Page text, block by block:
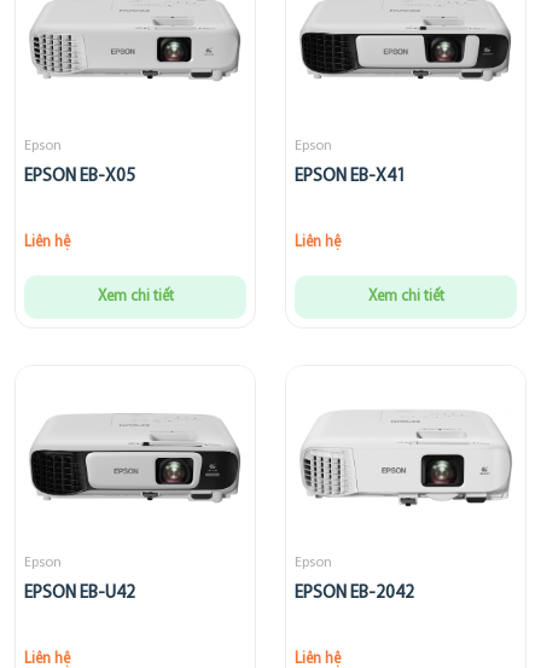
Epson
EPSON EB-X05
Liên hệ
Xem chi tiết
Epson
EPSON EB-X41
Liên hệ
Xem chi tiết
Epson
EPSON EB-U42
Liên hệ
Epson
EPSON EB-2042
Liên hệ